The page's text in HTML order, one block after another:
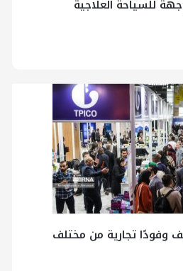
للسياحة العلاجية
تجارية من مختلف